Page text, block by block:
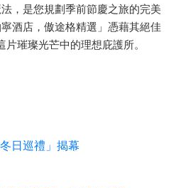
，是您規劃季前節慶之旅的完美
酒店，傲途格精選」憑藉其絕佳
璀璨光芒中的理想庇護所。
日巡禮」揭幕